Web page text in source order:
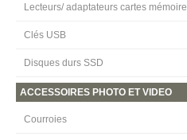
Lecteurs/ adaptateurs cartes mémoire
Clés USB
Disques durs SSD
ACCESSOIRES PHOTO ET VIDEO
Courroies